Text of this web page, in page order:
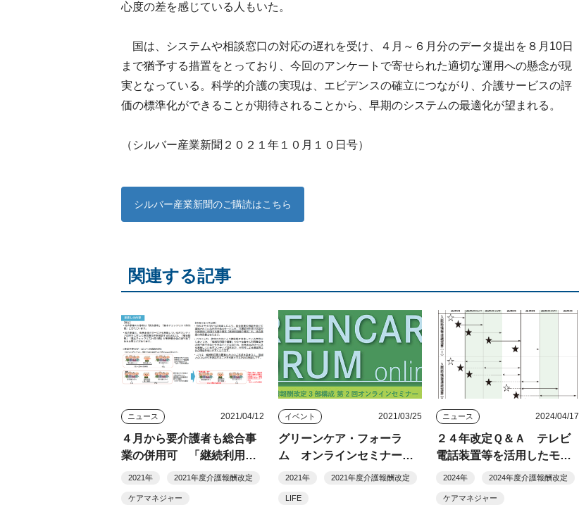
心度の差を感じている人もいた。
国は、システムや相談窓口の対応の遅れを受け、４月～６月分のデータ提出を８月10日
まで猶予する措置をとっており、今回のアンケートで寄せられた適切な運用への懸念が現
実となっている。科学的介護の実現は、エビデンスの確立につながり、介護サービスの評
価の標準化ができることが期待されることから、早期のシステムの最適化が望まれる。
（シルバー産業新聞２０２１年１０月１０日号）
シルバー産業新聞のご購読はこちら
関連する記事
ニュース 2021/04/12
４月から要介護者も総合事
業の併用可 「継続利用要
介護者」で「住民主体サー
2021年 2021年度介護報酬改定
ケアマネジャー
イベント 2021/03/25
グリーンケア・フォーラ
ム オンラインセミナー
日本ケアサプライ
2021年 2021年度介護報酬改定
LIFE
ニュース 2024/04/17
２４年改定Ｑ＆Ａ テレビ
電話装置等を活用したモニ
タリング
2024年 2024年度介護報酬改定
ケアマネジャー